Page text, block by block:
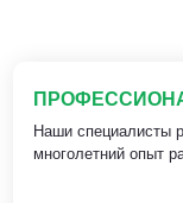
Наши специалисты
многолетний опыт